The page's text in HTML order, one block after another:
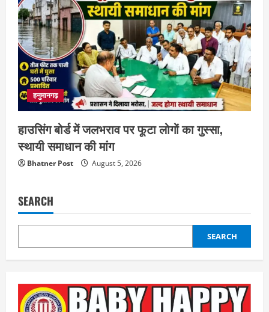
हनुमानगढ़
हाउसिंग बोर्ड में जलभराव पर फूटा लोगों का गुस्सा,
स्थायी समाधान की मांग
Bhatner Post August 5, 2026
SEARCH
SEARCH